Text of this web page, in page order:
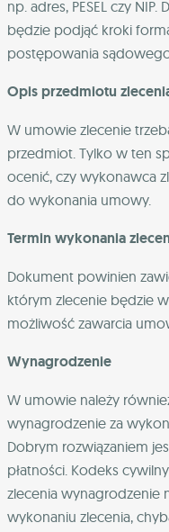
np. adres, PESEL czy
będzie podjąć kroki
postępowania
Opis przedmiotu
W umowie zlecenie
przedmiot. Tylko w ten
ocenić, czy wykonawca
do wykonania umowy.
Termin wykonania
Dokument powinien
którym zlecenie będzie
możliwość zawarcia
Wynagrodzenie
W umowie należy
wynagrodzenie za
Dobrym rozwiązaniem
płatności. Kodeks
zlecenia wynagrodzenie
wykonaniu zlecenia,